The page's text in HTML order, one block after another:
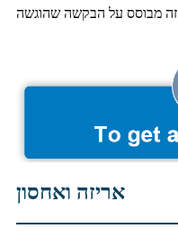
זה מבוסס על הבקשה שהוגשה
אריזה ואחסון